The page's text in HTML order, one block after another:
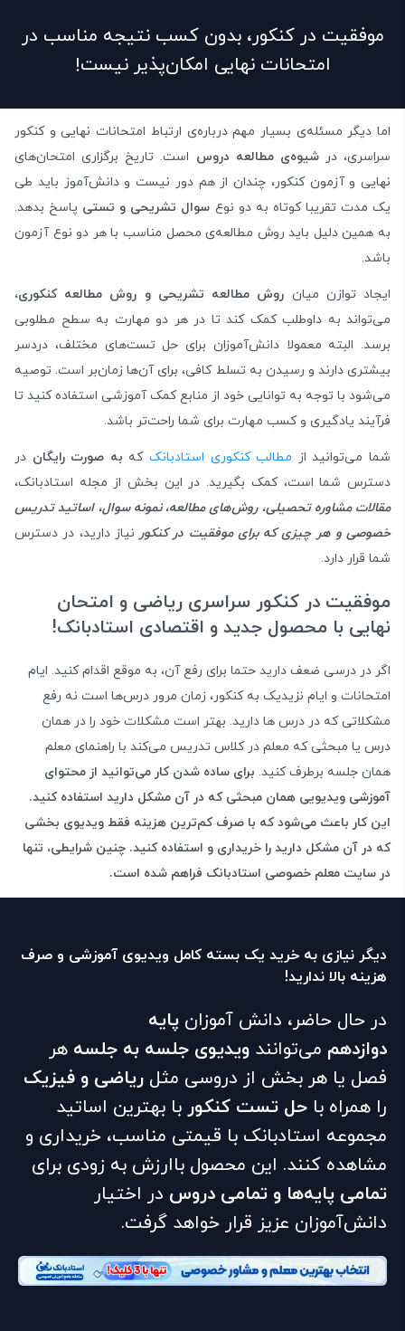
موفقیت در کنکور، بدون کسب نتیجه مناسب در
امتحانات نهایی امکان‌پذیر نیست!
اما دیگر مسئله‌ی بسیار مهم درباره‌ی ارتباط امتحانات نهایی و کنکور
سراسری، درشیوه‌ی مطالعه دروس است. تاریخ برگزاری امتحان‌های
نهایی و آزمون کنکور، چندان از هم دور نیست و دانش‌آموز باید طی
یک مدت تقریبا کوتاه به دو نوع سوال تشریحی و تستی پاسخ بدهد.
به همین دلیل باید روش مطالعه‌ی محصل مناسب با هر دو نوع آزمون
باشد.
ایجاد توازن میان روش مطالعه تشریحی و روش مطالعه کنکوری،
می‌تواند به داوطلب کمک کند تا در هر دو مهارت به سطح مطلوبی
برسد. البته معمولا دانش‌آموزان برای حل تست‌های مختلف، دردسر
بیشتری دارند و رسیدن به تسلط کافی، برای آن‌ها زمان‌بر است. توصیه
می‌شود با توجه به توانایی خود از منابع کمک آموزشی استفاده کنید تا
فرآیند یادگیری و کسب مهارت برای شما راحت‌تر باشد.
شما می‌توانید از مطالب کنکوری استادبانککه به صورت رایگان در
دسترس شما است، کمک بگیرید. در این بخش از مجله استادبانک،
مقالات مشاوره تحصیلی، روش‌های مطالعه، نمونه سوال، اساتید تدریس
خصوصی و هر چیزی که برای موفقیت در کنکور نیاز دارید، در دسترس
شما قرار دارد.
موفقیت در کنکور سراسری ریاضی و امتحان
نهایی با محصول جدید و اقتصادی استادبانک!
اگر در درسی ضعف دارید حتما برای رفع آن، به موقع اقدام کنید. ایام
امتحانات و ایام نزیدیک به کنکور، زمان مرور درس‌ها است نه رفع
مشکلاتی که در درس ها دارید. بهتر است مشکلات خود را در همان
درس یا مبحثی که معلم در کلاس تدریس می‌کند با راهنمای معلم
همان جلسه برطرف کنید. برای ساده شدن کار می‌توانید از محتوای
آموزشی ویدیویی همان مبحثی که در آن مشکل دارید استفاده کنید.
این کار باعث می‌شود که با صرف کم‌ترین هزینه فقط ویدیوی بخشی
که در آن مشکل دارید را خریداری و استفاده کنید. چنین شرایطی، تنها
در سایت معلم خصوصی استادبانک فراهم شده است.
دیگر نیازی به خرید یک بسته کامل ویدیوی آموزشی و صرف
هزینه بالا ندارید!
در حال حاضر، دانش آموزان پایه
دوازدهم می‌توانند ویدیوی جلسه به جلسه هر
فصل یا هر بخش از دروسی مثل ریاضی و فیزیک
را همراه با حل تست کنکور با بهترین اساتید
مجموعه استادبانک با قیمتی مناسب، خریداری و
مشاهده کنند. این محصول باارزش به زودی برای
تمامی پایه‌ها و تمامی دروس در اختیار
دانش‌آموزان عزیز قرار خواهد گرفت.